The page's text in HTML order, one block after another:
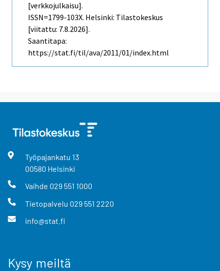
[verkkojulkaisu].
ISSN=1799-103X. Helsinki: Tilastokeskus
[viitattu: 7.8.2026].
Saantitapa:
https://stat.fi/til/ava/2011/01/index.html
Työpajankatu 13
00580 Helsinki
Vaihde 029 551 1000
Tietopalvelu 029 551 2220
info@stat.fi
Kysy meiltä